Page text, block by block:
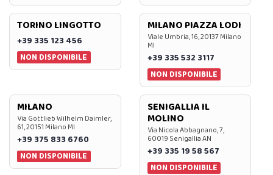
TORINO LINGOTTO
+39 335 123 456
NON DISPONIBILE
MILANO PIAZZA LODI
Viale Umbria, 16, 20137 Milano
MI
+39 335 532 3117
NON DISPONIBILE
MILANO
Via Gottlieb Wilhelm Daimler,
61, 20151 Milano MI
+39 375 833 6760
NON DISPONIBILE
SENIGALLIA IL
MOLINO
Via Nicola Abbagnano, 7,
60019 Senigallia AN
+39 335 19 58 567
NON DISPONIBILE